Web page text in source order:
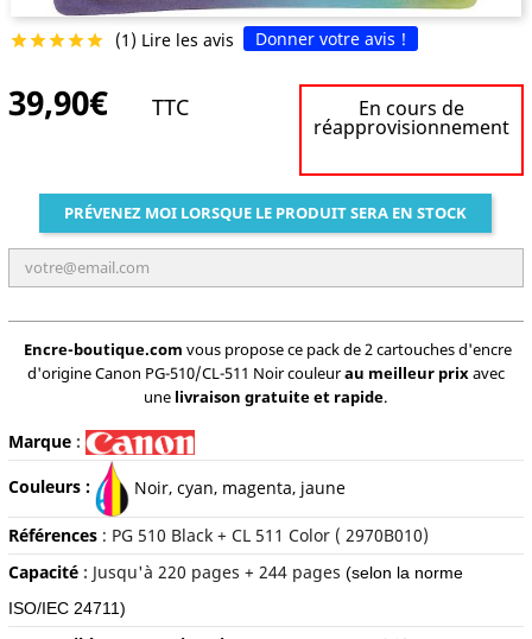
 (1) Lire les avis Donner votre avis !
39,90€ TTC En cours de
réapprovisionnement
PRÉVENEZ MOI LORSQUE LE PRODUIT SERA EN STOCK
Encre-boutique.com vous propose ce pack de 2 cartouches d'encre
d'origine Canon PG-510/CL-511 Noir couleurau meilleur prixavec
une livraison gratuite et rapide.
Marque:
Couleurs : Noir, cyan, magenta, jaune
Références: PG 510 Black + CL 511 Color ( 2970B010)
Capacité: Jusqu'à 220 pages + 244 pages (selon la norme
ISO/IEC 24711)